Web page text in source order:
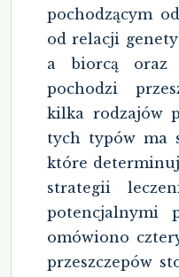
pochodzącym
od relacji
a biorcą oraz
pochodzi
kilka rodzajów
tych typów ma
które
strategii
potencjalnymi
omówiono
przeszczepów